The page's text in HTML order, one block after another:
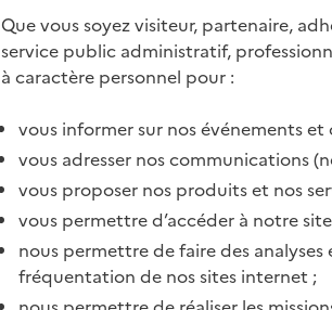
Que vous soyez visiteur, partenaire,
service public administratif,
à caractère personnel pour :
vous informer sur nos événements
vous adresser nos communications
vous proposer nos produits et nos
vous permettre d’accéder à notre
nous permettre de faire des
fréquentation de nos sites internet ;